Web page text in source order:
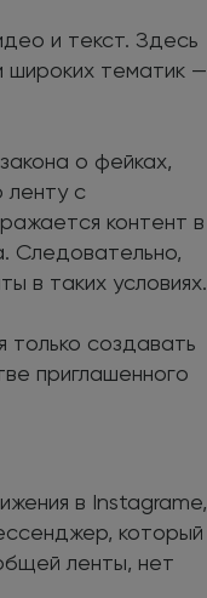
и текст. Здесь
широких тематик —
о фейках,
ленту с
контент в
Следовательно,
в таких условиях.
только создавать
приглашенного
в Instagramе,
который
ленты, нет